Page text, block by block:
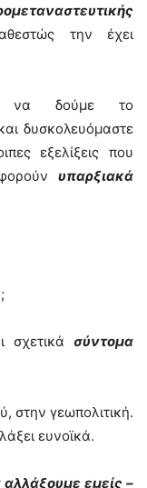
την έχει
να δούμε το
δυσκολευόμαστε
εξελίξεις που
υπαρξιακά
σχετικά σύντομα
στην γεωπολιτική.
ευνοϊκά.
εμείς –